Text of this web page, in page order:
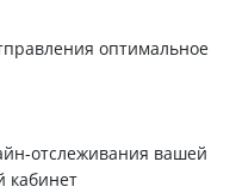
оптимальное
отслеживания вашей
кабинет